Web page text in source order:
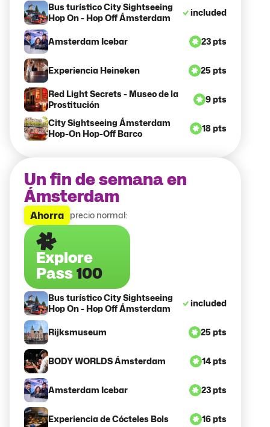
Bus turístico City Sightseeing
Hop On - Hop Off Ámsterdam
included
Amsterdam Icebar 23 pts
Experiencia Heineken 25 pts
Red Light Secrets - Museo de la
Prostitución
9 pts
City Sightseeing Ámsterdam
Hop-On Hop-Off Barco
18 pts
Un fin de semana en
Ámsterdam
Ahorra precio normal:
Explore
Pass 100
Bus turístico City Sightseeing
Hop On - Hop Off Ámsterdam
included
Rijksmuseum 25 pts
BODY WORLDS Ámsterdam 14 pts
Amsterdam Icebar 23 pts
Experiencia de Cócteles Bols 16 pts